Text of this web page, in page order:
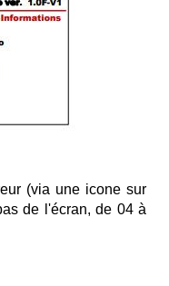
(via une icone sur
de l'écran, de 04 à